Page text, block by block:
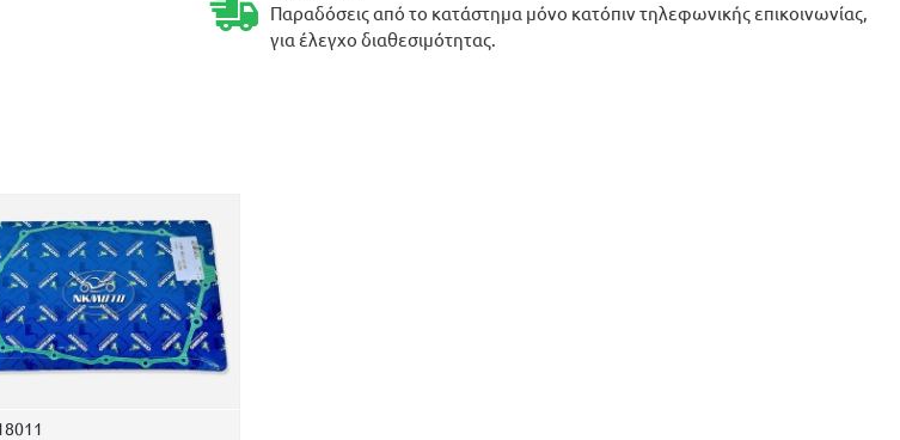
Παραδόσεις από το κατάστημα μόνο κατόπιν τηλεφωνικής επικοινωνίας,
για έλεγχο διαθεσιμότητας.